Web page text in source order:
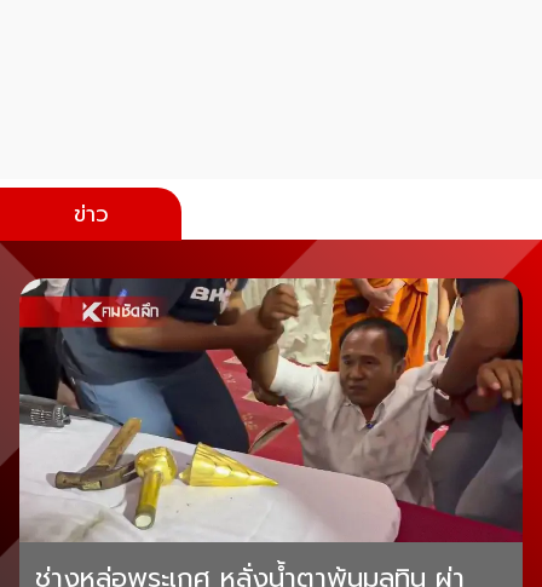
ข่าว
ช่างหล่อพระเกศ หลั่งน้ำตาพ้นมลทิน ผ่า